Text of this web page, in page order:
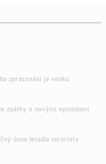
zpracování je venku
zpátky s novými epizodami
únos letadla teroristy